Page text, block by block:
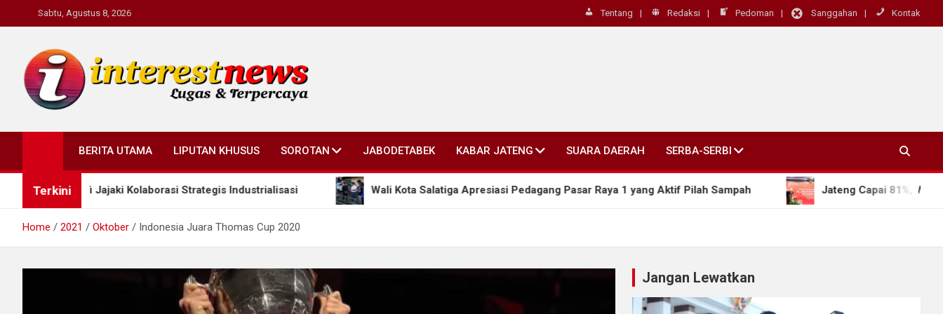
to
Sabtu, Agustus 8, 2026 Tentang Redaksi Pedoman Sanggahan Kontak
Interestnews.or.id
BERITA UTAMA LIPUTAN KHUSUS SOROTAN JABODETABEK KABAR JATENG SUARA DAERAH SERBA-SERBI
Terkini
Jajaki Kolaborasi Strategis Industrialisasi Wali Kota Salatiga Apresiasi Pedagang Pasar Raya 1 yang Aktif Pilah Sampah Jateng Capai 81%, Wagub Taj Yasin
Home 2021 Oktober Indonesia Juara Thomas Cup 2020
Jangan Lewatkan